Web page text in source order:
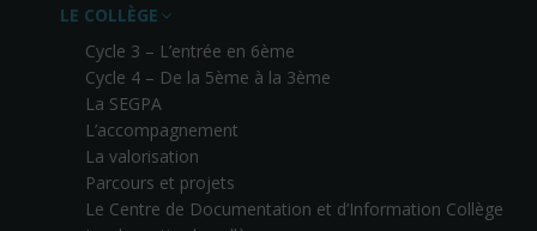
LE COLLÈGE
Cycle 3 – L’entrée en 6ème
Cycle 4 – De la 5ème à la 3ème
La SEGPA
L’accompagnement
La valorisation
Parcours et projets
Le Centre de Documentation et d’Information Collège